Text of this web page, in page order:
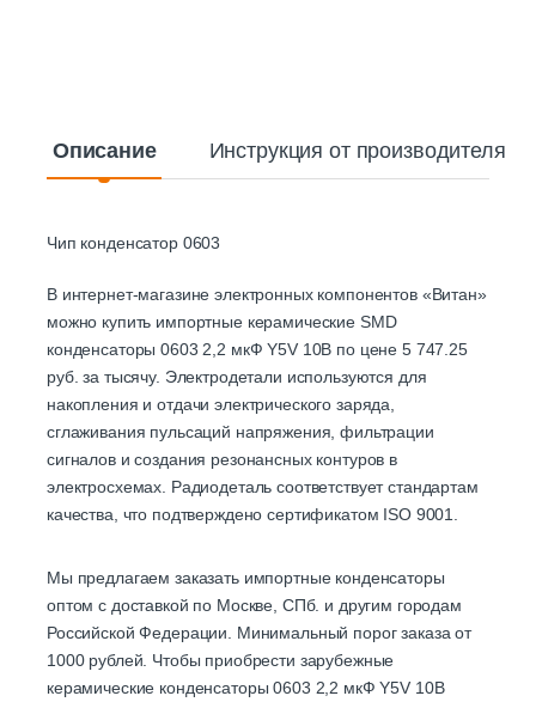
Описание Инструкция от производителя
Чип конденсатор 0603
В интернет-магазине электронных компонентов «Витан»
можно купить импортные керамические SMD
конденсаторы 0603 2,2 мкФ Y5V 10B по цене 5 747.25
руб. за тысячу. Электродетали используются для
накопления и отдачи электрического заряда,
сглаживания пульсаций напряжения, фильтрации
сигналов и создания резонансных контуров в
электросхемах. Радиодеталь соответствует стандартам
качества, что подтверждено сертификатом ISO 9001.
Мы предлагаем заказать импортные конденсаторы
оптом с доставкой по Москве, СПб. и другим городам
Российской Федерации. Минимальный порог заказа от
1000 рублей. Чтобы приобрести зарубежные
керамические конденсаторы 0603 2,2 мкФ Y5V 10B